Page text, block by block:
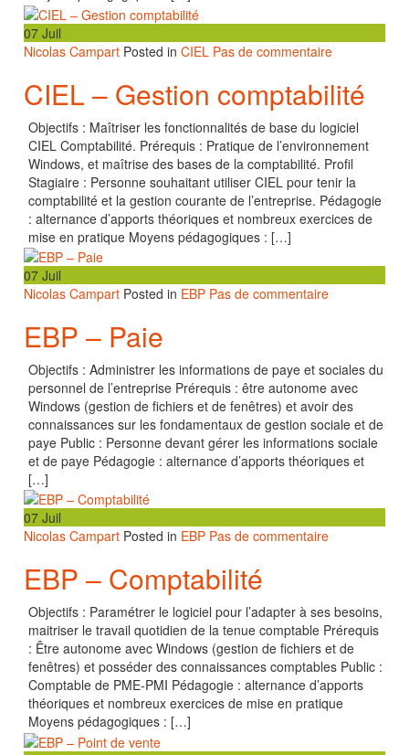
07 Juil
Nicolas Campart Posted inCIEL Pas de commentaire
CIEL – Gestion comptabilité
Objectifs : Maîtriser les fonctionnalités de base du logiciel
CIEL Comptabilité. Prérequis : Pratique de l’environnement
Windows, et maîtrise des bases de la comptabilité. Profil
Stagiaire : Personne souhaitant utiliser CIEL pour tenir la
comptabilité et la gestion courante de l’entreprise. Pédagogie
: alternance d’apports théoriques et nombreux exercices de
mise en pratique Moyens pédagogiques : […]
07 Juil
Nicolas Campart Posted in EBP Pas de commentaire
EBP – Paie
Objectifs : Administrer les informations de paye et sociales du
personnel de l’entreprise Prérequis : être autonome avec
Windows (gestion de fichiers et de fenêtres) et avoir des
connaissances sur les fondamentaux de gestion sociale et de
paye Public : Personne devant gérer les informations sociale
et de paye Pédagogie : alternance d’apports théoriques et
[…]
07 Juil
Nicolas Campart Posted in EBP Pas de commentaire
EBP – Comptabilité
Objectifs : Paramétrer le logiciel pour l’adapter à ses besoins,
maitriser le travail quotidien de la tenue comptable Prérequis
: Être autonome avec Windows (gestion de fichiers et de
fenêtres) et posséder des connaissances comptables Public :
Comptable de PME-PMI Pédagogie : alternance d’apports
théoriques et nombreux exercices de mise en pratique
Moyens pédagogiques : […]